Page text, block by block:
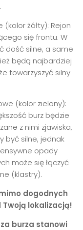
żółty): Rejon
się frontu. W
dość silne, a same
będą najbardziej
towarzyszyć silny
(kolor zielony):
burz będzie
z nimi zjawiska,
być silne, jednak
opady
może się łączyć
(klastry).
dogodnych
lokalizacją!
burza stanowi